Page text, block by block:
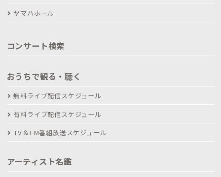
ヤマハホール
コンサート検索
おうちで観る・聴く
無料ライブ配信スケジュール
有料ライブ配信スケジュール
TV＆FM番組放送スケジュール
アーティスト名鑑